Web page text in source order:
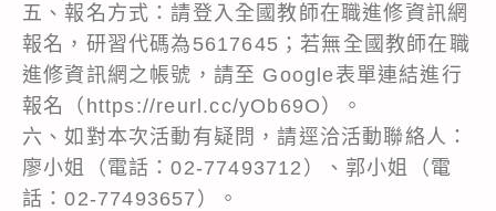
五、報名方式：請登入全國教師在職進修資訊網
報名，研習代碼為5617645；若無全國教師在職
進修資訊網之帳號，請至 Google表單連結進行
報名（https://reurl.cc/yOb69O）。
六、如對本次活動有疑問，請逕洽活動聯絡人：
廖小姐（電話：02-77493712）、郭小姐（電
話：02-77493657）。